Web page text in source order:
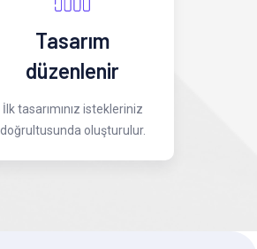
Tasarım
düzenlenir
İlk tasarımınız istekleriniz
doğrultusunda oluşturulur.